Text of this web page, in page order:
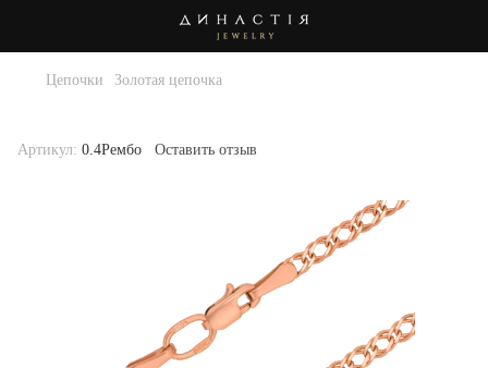
Цепочки Золотая цепочка
Артикул: 0.4Рембо Оставить отзыв